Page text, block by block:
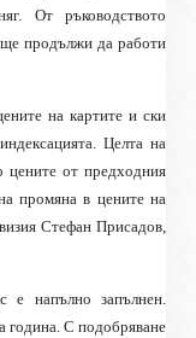
От ръководството
продължи да работи
на картите и ски
Целта на
от предходния
промяна в цените на
Стефан Присадов,
е напълно запълнен.
година. С подобряване